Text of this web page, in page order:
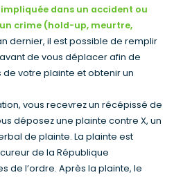
dans un accident ou
crime (hold-up, meurtre,
dernier, il est possible de remplir
de vous déplacer afin de
votre plainte et obtenir un
vous recevrez un récépissé de
déposez une plainte contre X, un
de plainte. La plainte est
de la République
de l’ordre. Après la plainte, le